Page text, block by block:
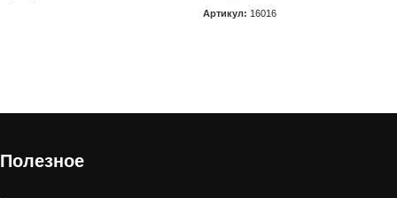
Артикул: 16016
Полезное